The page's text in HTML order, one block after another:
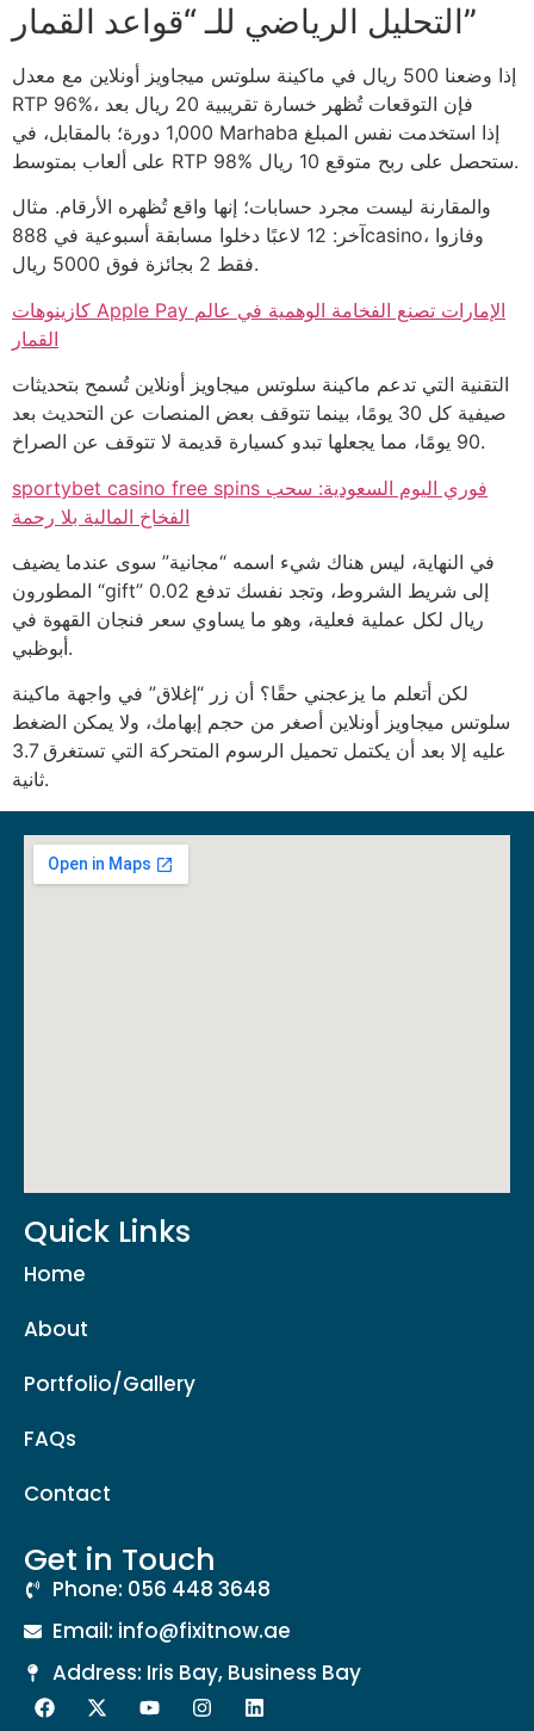
التحليل الرياضي للـ “قواعد القمار”
إذا وضعنا 500 ريال في ماكينة سلوتس ميجاويز أونلاين مع معدل
RTP 96%، فإن التوقعات تُظهر خسارة تقريبية 20 ريال بعد
1,000 دورة؛ بالمقابل، في Marhaba إذا استخدمت نفس المبلغ
على ألعاب بمتوسط RTP 98% ستحصل على ربح متوقع 10 ريال.
والمقارنة ليست مجرد حسابات؛ إنها واقع تُظهره الأرقام. مثال
آخر: 12 لاعبًا دخلوا مسابقة أسبوعية في 888casino، وفازوا
فقط 2 بجائزة فوق 5000 ريال.
كازينوهات Apple Pay الإمارات تصنع الفخامة الوهمية في عالم
القمار
التقنية التي تدعم ماكينة سلوتس ميجاويز أونلاين تُسمح بتحديثات
صيفية كل 30 يومًا، بينما تتوقف بعض المنصات عن التحديث بعد
90 يومًا، مما يجعلها تبدو كسيارة قديمة لا تتوقف عن الصراخ.
sportybet casino free spins فوري اليوم السعودية: سحب
الفخاخ المالية بلا رحمة
في النهاية، ليس هناك شيء اسمه “مجانية” سوى عندما يضيف
المطورون “gift” إلى شريط الشروط، وتجد نفسك تدفع 0.02
ريال لكل عملية فعلية، وهو ما يساوي سعر فنجان القهوة في
أبوظبي.
لكن أتعلم ما يزعجني حقًا؟ أن زر “إغلاق” في واجهة ماكينة
سلوتس ميجاويز أونلاين أصغر من حجم إبهامك، ولا يمكن الضغط
عليه إلا بعد أن يكتمل تحميل الرسوم المتحركة التي تستغرق 3.7
ثانية.
Quick Links
Home
About
Portfolio/Gallery
FAQs
Contact
Get in Touch
Phone: 056 448 3648
Email: info@fixitnow.ae
Address: Iris Bay, Business Bay